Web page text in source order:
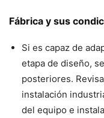
Fábrica y sus
Si es capaz de
etapa de diseño,
posteriores.
instalación
del equipo e